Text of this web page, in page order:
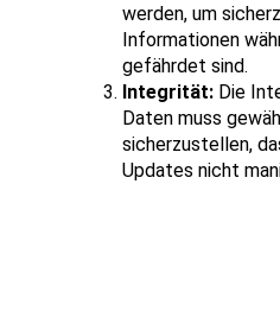
werden, um
Informationen
gefährdet sind.
Integrität: Die
Daten muss
sicherzustellen,
Updates nicht